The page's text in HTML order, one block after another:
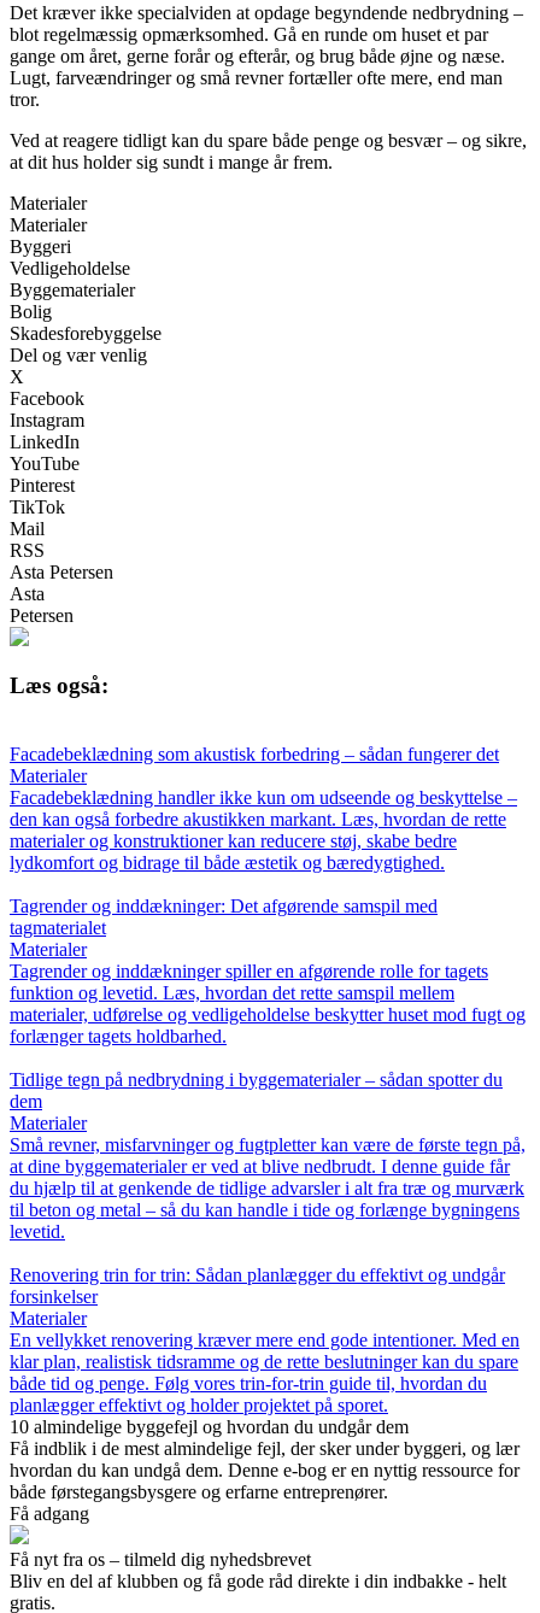
Det kræver ikke specialviden at opdage begyndende nedbrydning –
blot regelmæssig opmærksomhed. Gå en runde om huset et par
gange om året, gerne forår og efterår, og brug både øjne og næse.
Lugt, farveændringer og små revner fortæller ofte mere, end man
tror.
Ved at reagere tidligt kan du spare både penge og besvær – og sikre,
at dit hus holder sig sundt i mange år frem.
Materialer
Materialer
Byggeri
Vedligeholdelse
Byggematerialer
Bolig
Skadesforebyggelse
Del og vær venlig
X
Facebook
Instagram
LinkedIn
YouTube
Pinterest
TikTok
Mail
RSS
Asta Petersen
Asta
Petersen
Læs også:
Facadebeklædning som akustisk forbedring – sådan fungerer det
Materialer
Facadebeklædning handler ikke kun om udseende og beskyttelse –
den kan også forbedre akustikken markant. Læs, hvordan de rette
materialer og konstruktioner kan reducere støj, skabe bedre
lydkomfort og bidrage til både æstetik og bæredygtighed.
Tagrender og inddækninger: Det afgørende samspil med
tagmaterialet
Materialer
Tagrender og inddækninger spiller en afgørende rolle for tagets
funktion og levetid. Læs, hvordan det rette samspil mellem
materialer, udførelse og vedligeholdelse beskytter huset mod fugt og
forlænger tagets holdbarhed.
Tidlige tegn på nedbrydning i byggematerialer – sådan spotter du
dem
Materialer
Små revner, misfarvninger og fugtpletter kan være de første tegn på,
at dine byggematerialer er ved at blive nedbrudt. I denne guide får
du hjælp til at genkende de tidlige advarsler i alt fra træ og murværk
til beton og metal – så du kan handle i tide og forlænge bygningens
levetid.
Renovering trin for trin: Sådan planlægger du effektivt og undgår
forsinkelser
Materialer
En vellykket renovering kræver mere end gode intentioner. Med en
klar plan, realistisk tidsramme og de rette beslutninger kan du spare
både tid og penge. Følg vores trin-for-trin guide til, hvordan du
planlægger effektivt og holder projektet på sporet.
10 almindelige byggefejl og hvordan du undgår dem
Få indblik i de mest almindelige fejl, der sker under byggeri, og lær
hvordan du kan undgå dem. Denne e-bog er en nyttig ressource for
både førstegangsbysgere og erfarne entreprenører.
Få adgang
Få nyt fra os – tilmeld dig nyhedsbrevet
Bliv en del af klubben og få gode råd direkte i din indbakke - helt
gratis.